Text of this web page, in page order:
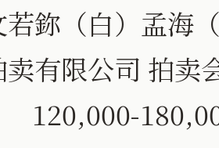
鉨（白）孟海
有限公司 拍卖
120,000-